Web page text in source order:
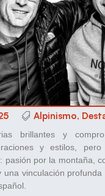
Alpinismo,
brillantes y
y estilos,
pasión por la montaña,
una vinculación